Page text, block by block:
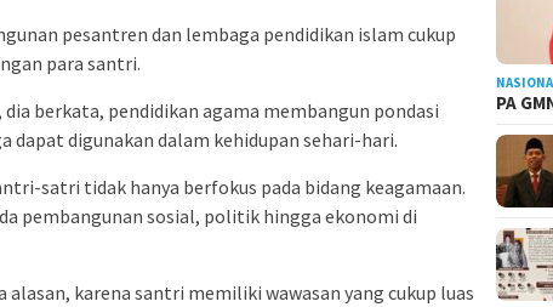
pesantren dan lembaga pendidikan islam cukup
para santri.
berkata, pendidikan agama membangun pondasi
dapat digunakan dalam kehidupan sehari-hari.
satri tidak hanya berfokus pada bidang keagamaan.
pembangunan sosial, politik hingga ekonomi di
karena santri memiliki wawasan yang cukup luas
PA